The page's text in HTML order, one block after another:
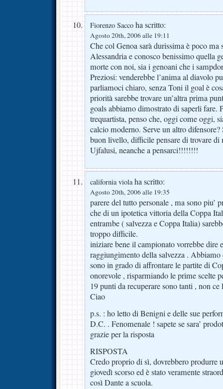
Fiorenzo Sacco ha scritto:
Agosto 20th, 2006 alle 19:11
Che col Genoa sarà durissima è poco ma
Alessandria e conosco benissimo quella
morte con noi, sia i genoani che i
Preziosi: venderebbe l’anima al diavolo
parliamoci chiaro, senza Toni il goal è
priorità sarebbe trovare un’altra prima
goals abbiamo dimostrato di saperli fare.
trequartista, penso che, oggi come oggi,
calcio moderno. Serve un altro
buon livello, difficile pensare di trovare di
Ujfalusi, neanche a pensarci!!!!!!!!
california violaha scritto:
Agosto 20th, 2006 alle 19:35
parere del tutto personale , ma sono piu’
che di un ipotetica vittoria della Coppa
entrambe ( salvezza e Coppa Italia)
troppo difficile.
iniziare bene il campionato vorrebbe dire
raggiungimento della salvezza . Abbiamo
sono in grado di affrontare le partite di
onorevole , risparmiando le prime scelte
19 punti da recuperare sono tanti , non
Ciao
p.s. : ho letto di Benigni e delle sue
D.C. . Fenomenale ! sapete se sara’
grazie per la risposta
RISPOSTA
Credo proprio di sì, dovrebbero produrre
giovedì scorso ed è stato veramente
così Dante a scuola.